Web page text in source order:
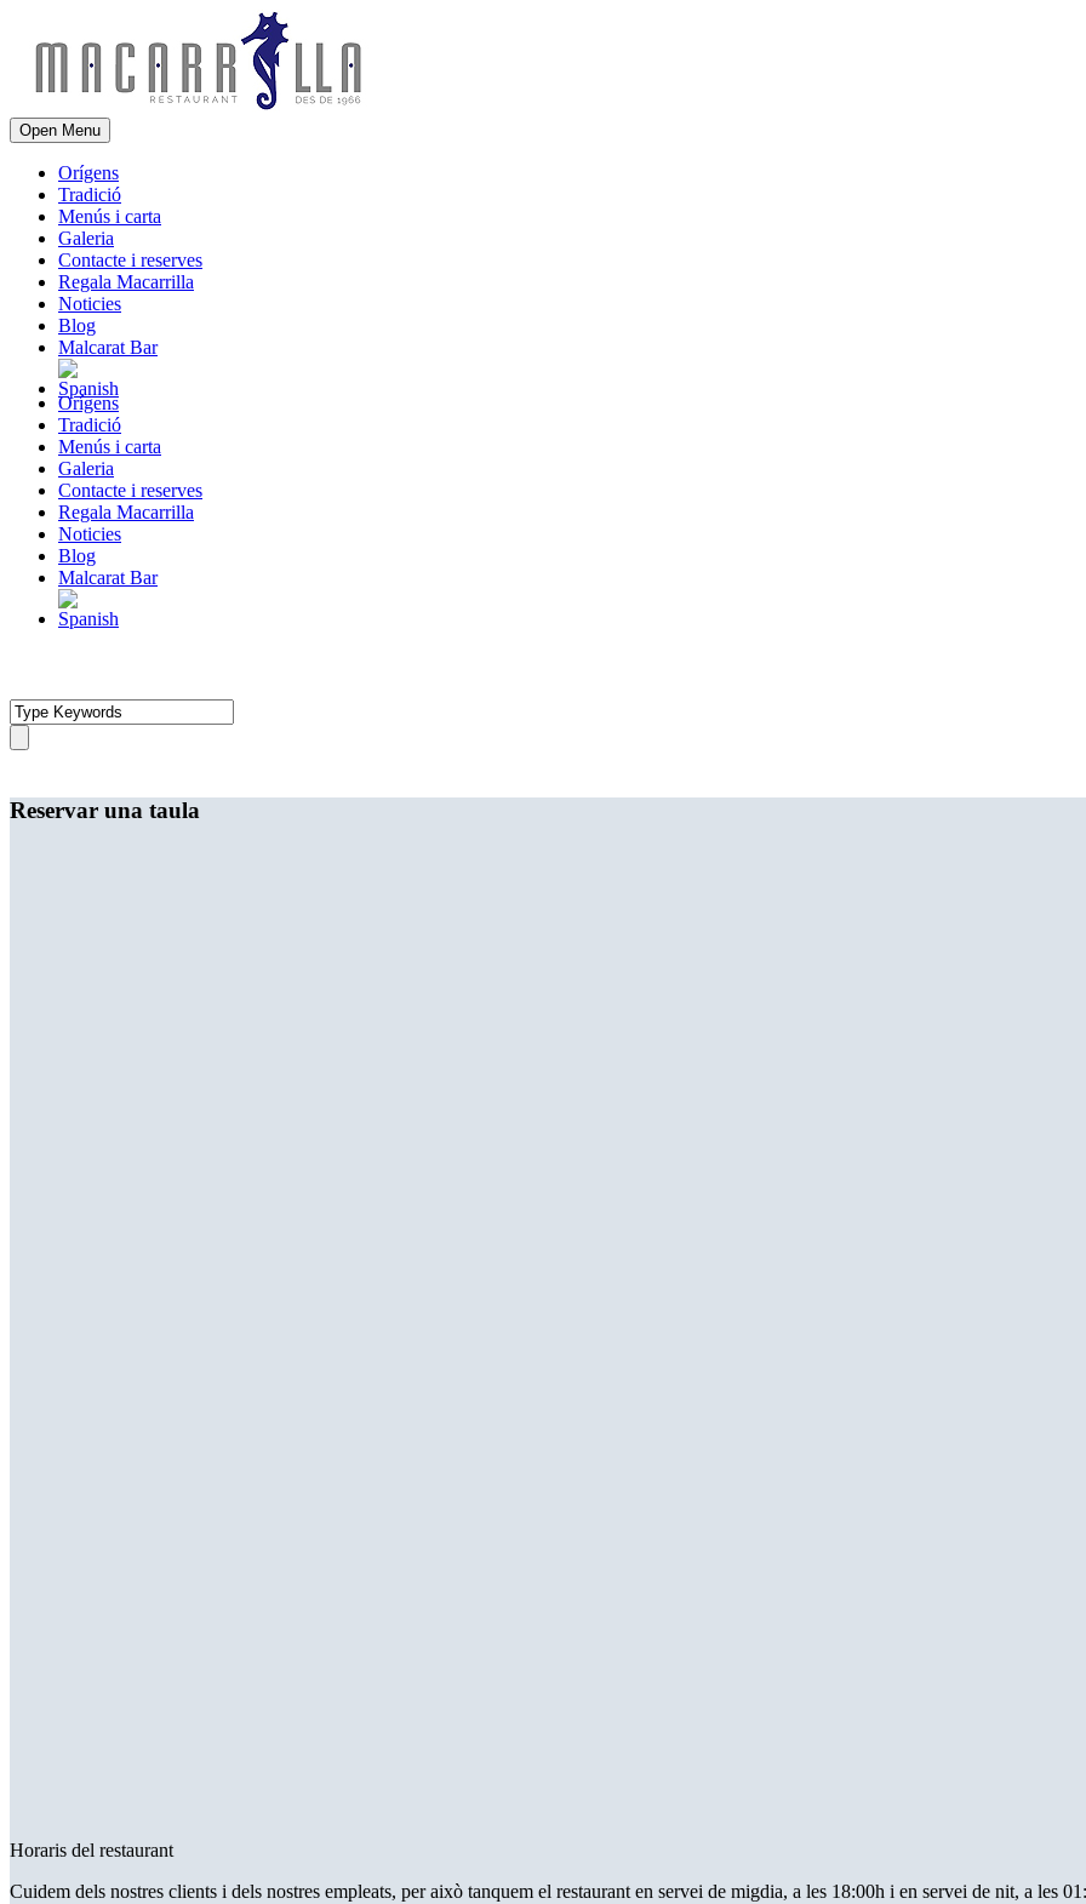
Open Menu
Orígens
Tradició
Menús i carta
Galeria
Contacte i reserves
Regala Macarrilla
Noticies
Blog
Malcarat Bar
Orígens
Tradició
Menús i carta
Galeria
Contacte i reserves
Regala Macarrilla
Noticies
Blog
Malcarat Bar
Reservar una taula
Horaris del restaurant
Cuidem dels nostres clients i dels nostres empleats, per això tanquem el restaurant en servei de migdia, a les 18:00h i en servei de nit, a les